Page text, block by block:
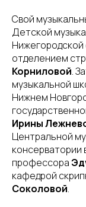
Свой
Детской
отделением
Корниловой.
музыкальной
Нижнем
Ирины
Центральной
консерватории
профессора
кафедрой
Соколовой.